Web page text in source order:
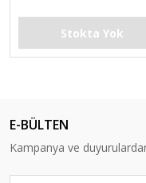
Stokta Yok
E-BÜLTEN
Kampanya ve